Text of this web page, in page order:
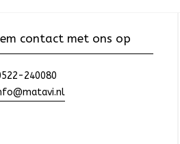
contact met ons op
240080